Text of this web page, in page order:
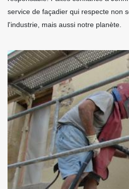
service de façadier qui respecte non
l'industrie, mais aussi notre planète.